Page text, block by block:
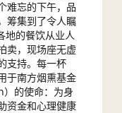
难忘的下午，品
筹集到了令人瞩
地的餐饮从业人
卖，现场座无虚
支持。每一杯
于南方烟熏基金
的使命：为身
资金和心理健康